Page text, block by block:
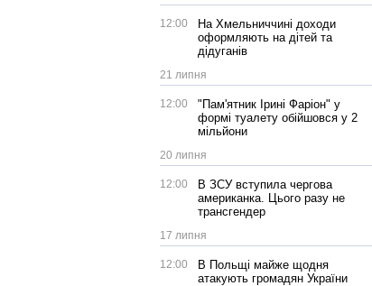
12:00
На Хмельниччині доходи
оформляють на дітей та
дідуганів
21 липня
12:00
"Пам'ятник Ірині Фаріон" у
формі туалету обійшовся у 2
мільйони
20 липня
12:00
В ЗСУ вступила чергова
американка. Цього разу не
трансгендер
17 липня
12:00
В Польщі майже щодня
атакують громадян України